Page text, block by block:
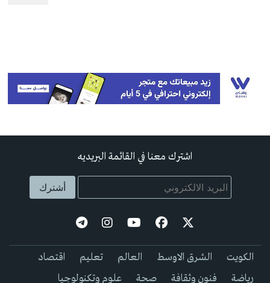
اشترك معنا في القائمة البريديه
الكويت الشرق الاوسط العالم تعليم
اقتصاد
رياضة
فنون وثقافة صحة علوم وتكنولوجيا